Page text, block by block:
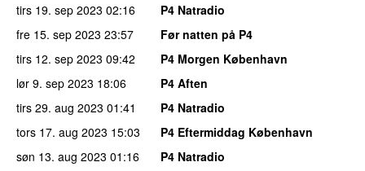
tirs 19. sep 2023 02:16
P4 Natradio
fre 15. sep 2023 23:57
Før natten på P4
tirs 12. sep 2023 09:42
P4 Morgen København
lør 9. sep 2023 18:06
P4 Aften
tirs 29. aug 2023 01:41
P4 Natradio
tors 17. aug 2023 15:03
P4 Eftermiddag København
søn 13. aug 2023 01:16
P4 Natradio